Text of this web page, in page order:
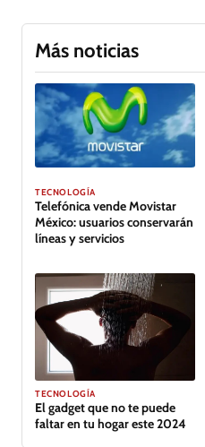
Más noticias
TECNOLOGÍA
Telefónica vende Movistar
México: usuarios conservarán
líneas y servicios
TECNOLOGÍA
El gadget que no te puede
faltar en tu hogar este 2024